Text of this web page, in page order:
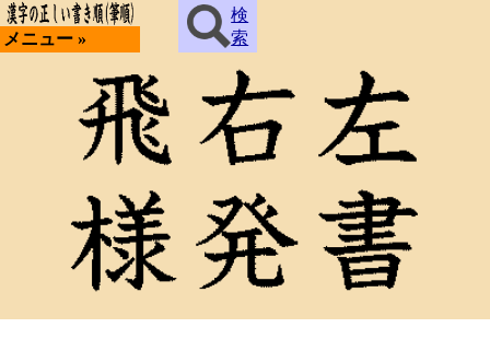
メニュー »
検
索